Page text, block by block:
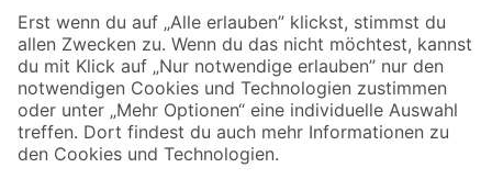
Sicher einkaufen
Jetzt die toom-App herunterladen